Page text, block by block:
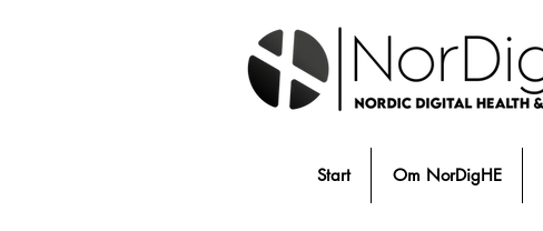
Start Om NorDigHE